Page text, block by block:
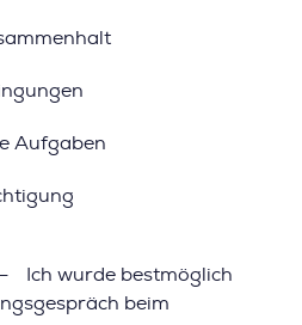
Aufgaben
Ich wurde bestmöglich
beim